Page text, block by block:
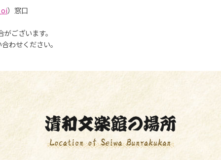
）窓口
ございます。
わせください。